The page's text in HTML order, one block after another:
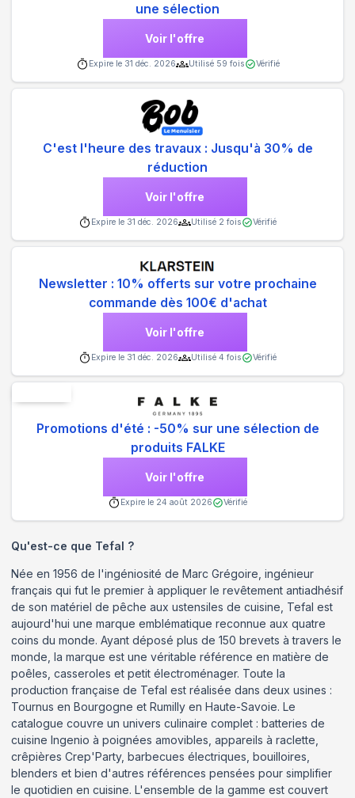
une sélection
Voir l'offre
Expire le 31 déc. 2026 Utilisé 59 fois Vérifié
C'est l'heure des travaux : Jusqu'à 30% de
réduction
Voir l'offre
Expire le 31 déc. 2026 Utilisé 2 fois Vérifié
Newsletter : 10% offerts sur votre prochaine
commande dès 100€ d'achat
Voir l'offre
Expire le 31 déc. 2026 Utilisé 4 fois Vérifié
Promotions d'été : -50% sur une sélection de
produits FALKE
Voir l'offre
Expire le 24 août 2026 Vérifié
Qu'est-ce que Tefal ?
Née en 1956 de l'ingéniosité de Marc Grégoire, ingénieur
français qui fut le premier à appliquer le revêtement antiadhésif
de son matériel de pêche aux ustensiles de cuisine, Tefal est
aujourd'hui une marque emblématique reconnue aux quatre
coins du monde. Ayant déposé plus de 150 brevets à travers le
monde, la marque est une véritable référence en matière de
poêles, casseroles et petit électroménager. Toute la
production française de Tefal est réalisée dans deux usines :
Tournus en Bourgogne et Rumilly en Haute-Savoie. Le
catalogue couvre un univers culinaire complet : batteries de
cuisine Ingenio à poignées amovibles, appareils à raclette,
crêpières Crep'Party, barbecues électriques, bouilloires,
blenders et bien d'autres références pensées pour simplifier
le quotidien en cuisine. L'ensemble de la gamme est couvert